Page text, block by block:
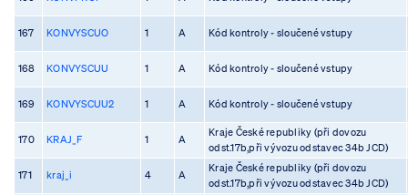
167 KONVYSCUO 1 A Kód kontroly - sloučené vstupy
168 KONVYSCUU 1 A Kód kontroly - sloučené vstupy
169 KONVYSCUU2 1 A Kód kontroly - sloučené vstupy
170 KRAJ_F 1 A
Kraje České republiky (při dovozu
odst.17b,při vývozu odstavec 34b JCD)
171 kraj_i 4 A
Kraje České republiky (při dovozu
odst.17b,při vývozu odstavec 34b JCD)